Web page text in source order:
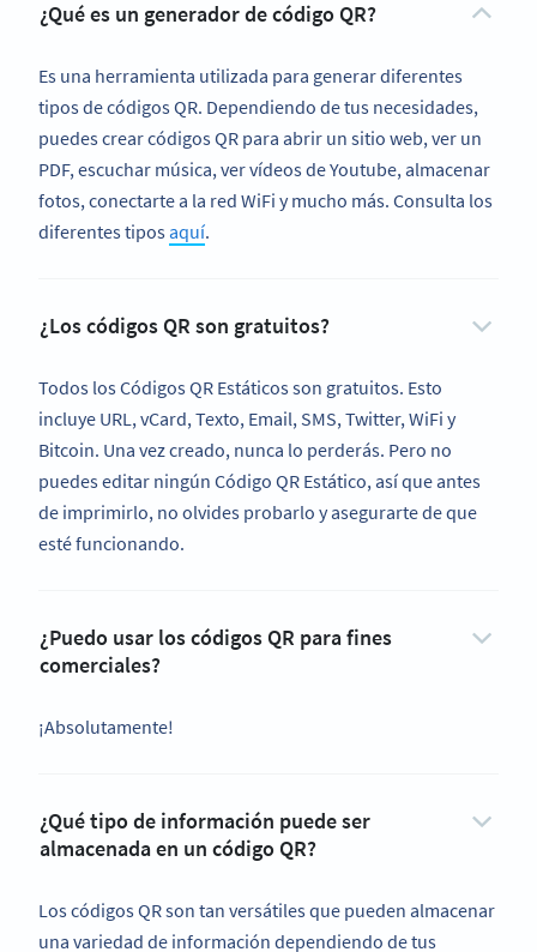
¿Qué es un generador de código QR?
Es una herramienta utilizada para generar diferentes
tipos de códigos QR. Dependiendo de tus necesidades,
puedes crear códigos QR para abrir un sitio web, ver un
PDF, escuchar música, ver vídeos de Youtube, almacenar
fotos, conectarte a la red WiFi y mucho más. Consulta los
diferentes tiposaquí.
¿Los códigos QR son gratuitos?
Todos los Códigos QR Estáticos son gratuitos. Esto
incluye URL, vCard, Texto, Email, SMS, Twitter, WiFi y
Bitcoin. Una vez creado, nunca lo perderás. Pero no
puedes editar ningún Código QR Estático, así que antes
de imprimirlo, no olvides probarlo y asegurarte de que
esté funcionando.
¿Puedo usar los códigos QR para fines
comerciales?
¡Absolutamente!
¿Qué tipo de información puede ser
almacenada en un código QR?
Los códigos QR son tan versátiles que pueden almacenar
una variedad de información dependiendo de tus